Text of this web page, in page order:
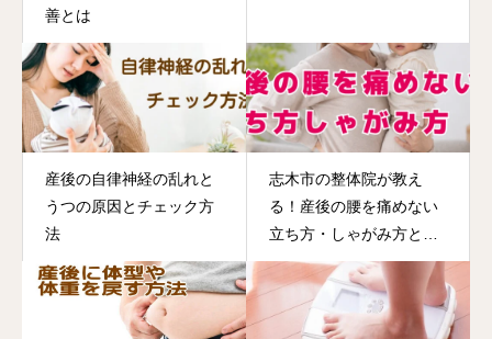
善とは
産後の自律神経の乱れと
うつの原因とチェック方
法
志木市の整体院が教え
る！産後の腰を痛めない
立ち方・しゃがみ方と育
児のコツ